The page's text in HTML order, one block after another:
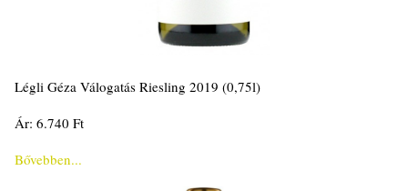
Légli Géza Válogatás Riesling 2019 (0,75l)
Ár: 6.740 Ft
Bővebben...